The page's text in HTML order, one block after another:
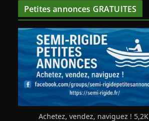
Petites annonces GRATUITES
Achetez, vendez, naviguez ! 5,2K